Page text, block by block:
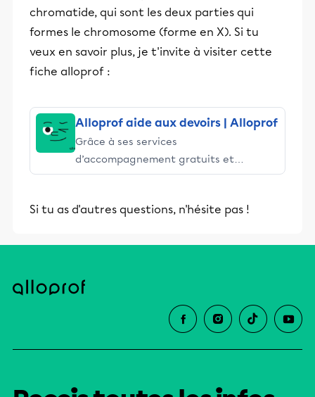
chromatide, qui sont les deux parties qui
formes le chromosome (forme en X). Si tu
veux en savoir plus, je t'invite à visiter cette
fiche alloprof :
Alloprof aide aux devoirs | Alloprof
Grâce à ses services
d’accompagnement gratuits et
stimulants, Alloprof engage les élèves
éducative.
Si tu as d'autres questions, n'hésite pas !